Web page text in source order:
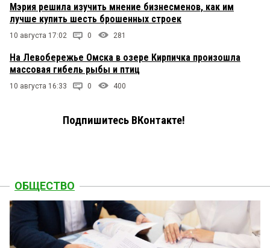
Мэрия решила изучить мнение бизнесменов, как им
лучше купить шесть брошенных строек
10 августа 17:02 0 281
На Левобережье Омска в озере Кирпичка произошла
массовая гибель рыбы и птиц
10 августа 16:33 0 400
Подпишитесь ВКонтакте!
ОБЩЕСТВО